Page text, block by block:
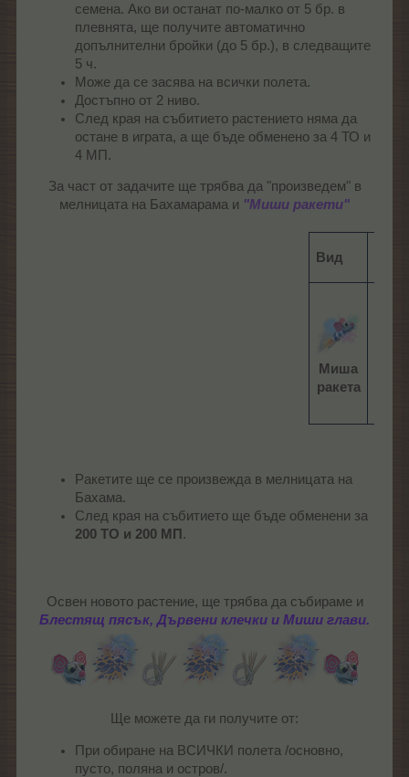
семена. Ако ви останат по-малко от 5 бр. в
плевнята, ще получите автоматично
допълнителни бройки (до 5 бр.), в следващите
5 ч.
Може да се засява на всички полета.
Достъпно от 2 ниво.
След края на събитието растението няма да
остане в играта, а ще бъде обменено за 4 ТО и
4 МП.
За част от задачите ще трябва да "произведем" в
мелницата на Бахамарама и "Миши ракети"
Вид
Миша
ракета
Ракетите ще се произвежда в мелницата на
Бахама.
След края на събитието ще бъде обменени за
200 ТО и 200 МП .
Освен новото растение, ще трябва да събираме и
Блестящ пясък, Дървени клечки и Миши глави.
Ще можете да ги получите от:​
При обиране на ВСИЧКИ полета /основно,
пусто, поляна и остров/.